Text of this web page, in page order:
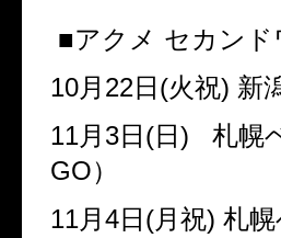
■アクメ セカンド
10月 22日 (火祝) 新
11月 3日 (日 ) 札幌
GO）
11月 4日 (月祝) 札